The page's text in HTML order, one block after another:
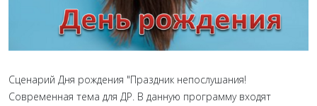
Сценарий Дня рождения "Праздник непослушания!
Современная тема для ДР. В данную программу входят